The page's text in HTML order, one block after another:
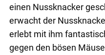
einen Nussknacker
erwacht der
erlebt mit ihm
gegen den bösen